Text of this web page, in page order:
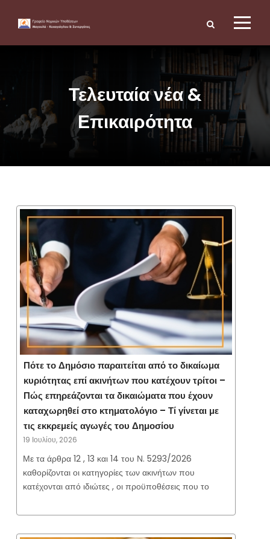
Τελευταία νέα &
Επικαιρότητα
Πότε το Δημόσιο παραιτείται από το δικαίωμα
κυριότητας επί ακινήτων που κατέχουν τρίτοι –
Πώς επηρεάζονται τα δικαιώματα που έχουν
καταχωρηθεί στο κτηματολόγιο – Τί γίνεται με
τις εκκρεμείς αγωγές του Δημοσίου
19 Ιουλίου, 2026
Με τα άρθρα 12 , 13 και 14 του Ν. 5293/2026
καθορίζονται οι κατηγορίες των ακινήτων που
κατέχονται από ιδιώτες , οι προϋποθέσεις που το